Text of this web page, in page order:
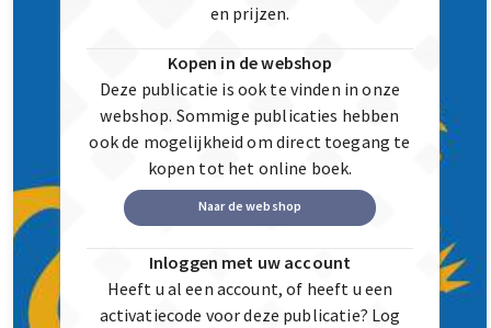
en prijzen.
Kopen in de webshop
Deze publicatie is ook te vinden in onze
webshop. Sommige publicaties hebben
ook de mogelijkheid om direct toegang te
kopen tot het online boek.
Naar de webshop
Inloggen met uw account
Heeft u al een account, of heeft u een
activatiecode voor deze publicatie? Log